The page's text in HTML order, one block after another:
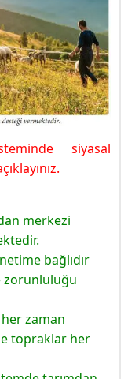
siyasal
merkezi
bağlıdır
zorunluluğu
zaman
topraklar her